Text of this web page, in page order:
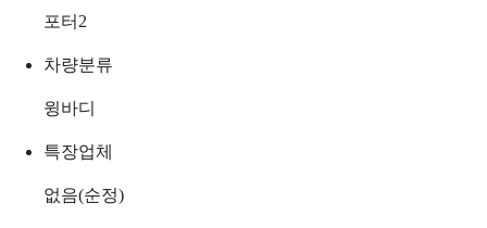
포터2
차량분류
윙바디
특장업체
없음(순정)